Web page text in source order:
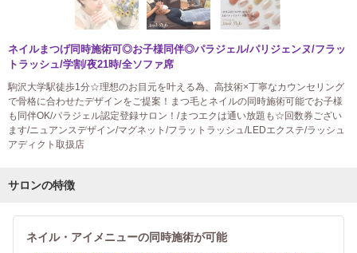
ネイルまつげ同時施術可◎お子様同伴◎パラジェル/パリジェンヌ/フラッ
トラッシュ/学割/夜21時/全ソファ席
駒沢大学駅徒歩1分☆理想のお目元を叶える為、高技術×丁寧なカウンセリング
で骨格に合わせたデザインをご提案！まつ毛とネイルの同時施術可能でお子様
も同伴OK/パラジェル認定登録サロン！/まつエクは通い放題も☆回数券ござい
ます/ニュアンスデザイン/マグネット/フラットラッシュ/LEDエクステ/ラッシュ
アディクト取扱店
サロンの特徴
ネイル・アイメニューの同時施術が可能